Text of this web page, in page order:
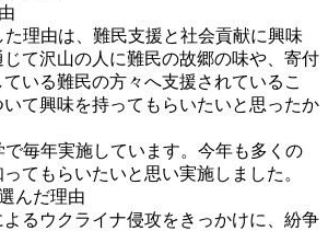
た理由は、難民支援と社会貢献に興味
て沢山の人に難民の故郷の味や、寄付
いる難民の方々へ支援されているこ
て興味を持ってもらいたいと思ったか
で毎年実施しています。今年も多くの
てもらいたいと思い実施しました。
んだ理由
よるウクライナ侵攻をきっかけに、紛争